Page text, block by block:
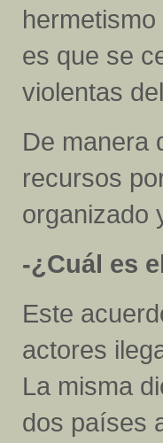
es que se
violentas
De manera
recursos
organizado
-¿Cuál es
Este
actores
La misma
dos países